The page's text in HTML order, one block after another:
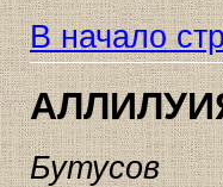
В начало
Бутусов